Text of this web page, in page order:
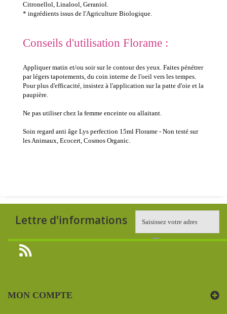
Citronellol, Linalool, Geraniol.
* ingrédients issus de l'Agriculture Biologique.
Conseils d'utilisation Florame :
Appliquer matin et/ou soir sur le contour des yeux. Faites pénétrer
par légers tapotements, du coin interne de l'oeil vers les tempes.
Pour plus d'efficacité, insistez à l'application sur la patte d'oie et la
paupière.
Ne pas utiliser chez la femme enceinte ou allaitant.
Soin regard anti âge Lys perfection 15ml Florame - Non testé sur
les Animaux, Ecocert, Cosmos Organic.
Lettre d'informations
MON COMPTE